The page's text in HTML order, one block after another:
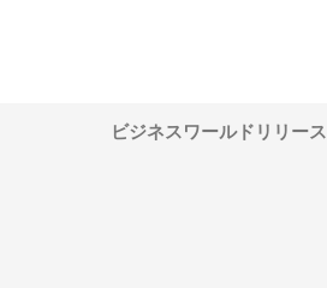
ビジネスワールドリリース